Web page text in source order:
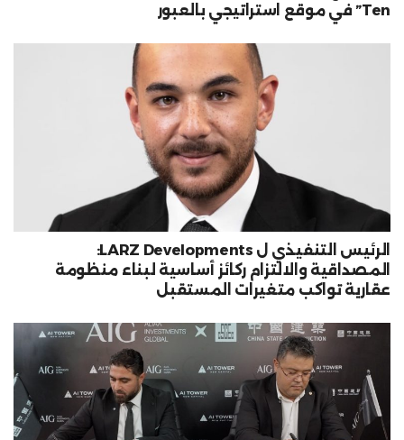
Ten” في موقع استراتيجي بالعبور
الرئيس التنفيذي ل LARZ Developments:
المصداقية والالتزام ركائز أساسية لبناء منظومة
عقارية تواكب متغيرات المستقبل